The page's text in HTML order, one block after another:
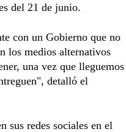
del 21 de junio.
con un Gobierno que no
los medios alternativos
una vez que lleguemos
detalló el
sus redes sociales en el